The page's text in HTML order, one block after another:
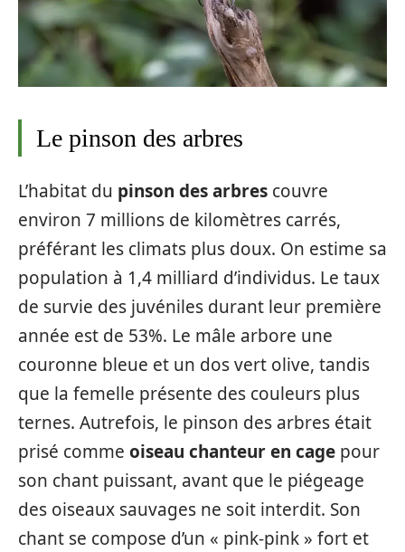
Le pinson des arbres
L’habitat du pinson des arbres couvre
environ 7 millions de kilomètres carrés,
préférant les climats plus doux. On estime sa
population à 1,4 milliard d’individus. Le taux
de survie des juvéniles durant leur première
année est de 53%. Le mâle arbore une
couronne bleue et un dos vert olive, tandis
que la femelle présente des couleurs plus
ternes. Autrefois, le pinson des arbres était
prisé comme oiseau chanteur en cage pour
son chant puissant, avant que le piégeage
des oiseaux sauvages ne soit interdit. Son
chant se compose d’un « pink-pink » fort et